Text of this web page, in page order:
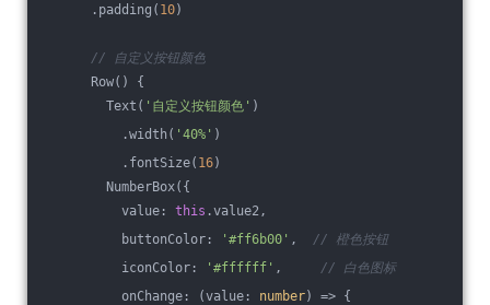
.padding( 10)
// 自定义按钮颜色
Row() {
Text( '自定义按钮颜色' )
.width( '40%' )
.fontSize( 16)
NumberBox({
value: this .value2,
buttonColor:
'#ff6b00' , // 橙色按钮
iconColor:
'#ffffff' , // 白色图标
onChange:
(value: number) => {